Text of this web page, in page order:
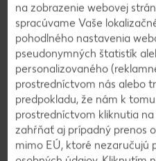
Servis
Spoločnosť
Naše značky
na zobrazenie webovej
spracúvame Vaše
pohodlného nastavenia
pseudonymných štatistík
personalizovaného
prostredníctvom nás alebo
predpokladu, že nám k
prostredníctvom kliknutia na
zahŕňať aj prípadný prenos
mimo EÚ, ktoré nezaručujú